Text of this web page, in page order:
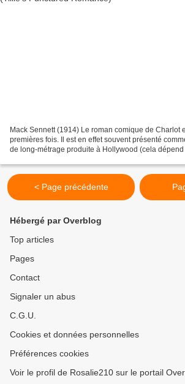
Mack Sennett (1914) Le roman comique de Charlot
premières fois. Il est en effet souvent présenté
de long-métrage produite à Hollywood (cela
< Page précédente
Hébergé par Overblog
Top articles
Pages
Contact
Signaler un abus
C.G.U.
Cookies et données personnelles
Préférences cookies
Voir le profil de Rosalie210 sur le portail